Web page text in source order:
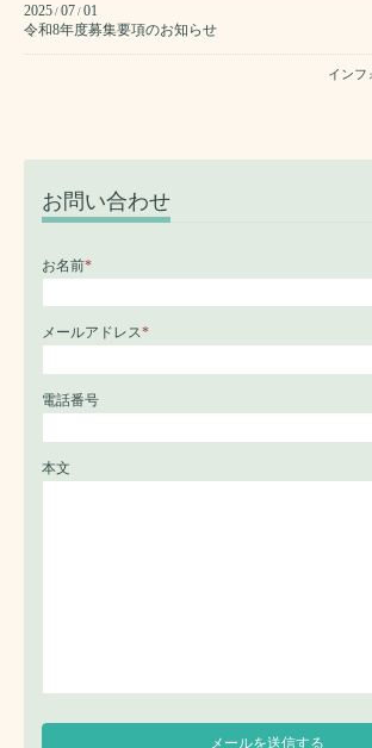
2025 / 07 / 01
令和8年度募集要項のお知らせ
インフ
お問い合わせ
お名前*
メールアドレス*
電話番号
本文